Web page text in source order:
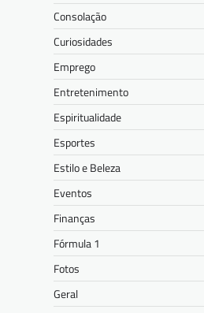
Consolação
Curiosidades
Emprego
Entretenimento
Espiritualidade
Esportes
Estilo e Beleza
Eventos
Finanças
Fórmula 1
Fotos
Geral